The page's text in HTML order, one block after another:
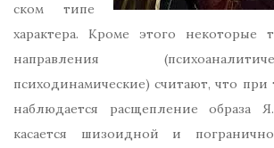
ском типе
характера. Кроме этого некоторые
направления
психодинамические) считают, что при
наблюдается расщепление образа
касается шизоидной и